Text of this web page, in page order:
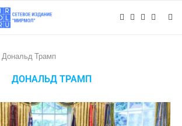
Дональд Трамп
ДОНАЛЬД ТРАМП